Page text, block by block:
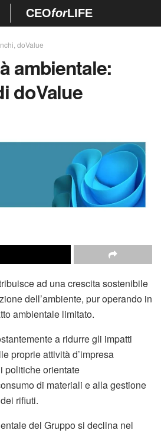
CEOforLIFE
doValue
ambientale:
doValue
ad una crescita sostenibile
dell’ambiente, pur operando in
ambientale limitato.
a ridurre gli impatti
proprie attività d’impresa
politiche orientate
di materiali e alla gestione
rifiuti.
del Gruppo si declina nel